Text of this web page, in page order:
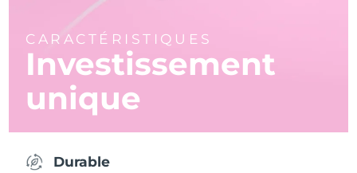
CARACTÉRISTIQUES
Investissement
unique
Durable